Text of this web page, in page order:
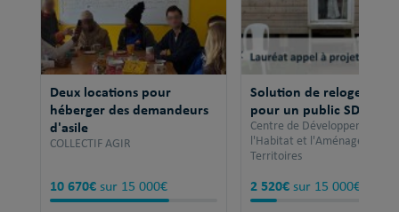
Deux locations pour
héberger des demandeurs
d'asile
COLLECTIF AGIR
10 670€ sur 15 000€
Solution de relogement
pour un public SDF
Centre de Développement
l'Habitat et l'Aménagement
Territoires
2 520€ sur 15 000€